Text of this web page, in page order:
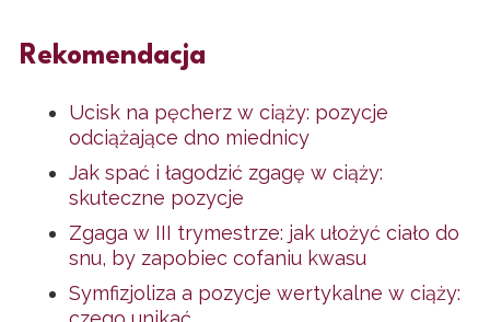
Rekomendacja
Ucisk na pęcherz w ciąży: pozycje
odciążające dno miednicy
Jak spać i łagodzić zgagę w ciąży:
skuteczne pozycje
Zgaga w III trymestrze: jak ułożyć ciało do
snu, by zapobiec cofaniu kwasu
Symfizjoliza a pozycje wertykalne w ciąży: